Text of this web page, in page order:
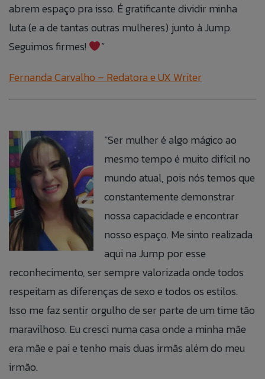
abrem espaço pra isso. É gratificante dividir minha
luta (e a de tantas outras mulheres) junto à Jump.
Seguimos firmes!
”
Fernanda Carvalho – Redatora e UX Writer
“Ser mulher é algo mágico ao
mesmo tempo é muito difícil no
mundo atual, pois nós temos que
constantemente demonstrar
nossa capacidade e encontrar
nosso espaço. Me sinto realizada
aqui na Jump por esse
reconhecimento, ser sempre valorizada onde todos
respeitam as diferenças de sexo e todos os estilos.
Isso me faz sentir orgulho de ser parte de um time tão
maravilhoso. Eu cresci numa casa onde a minha mãe
era mãe e pai e tenho mais duas irmãs além do meu
irmão.